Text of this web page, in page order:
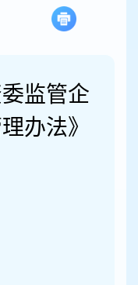
监管企
办法》